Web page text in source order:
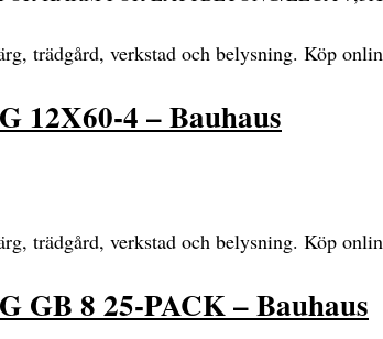
trädgård, verkstad och belysning. Köp
12X60-4 – Bauhaus
trädgård, verkstad och belysning. Köp
GB 8 25-PACK – Bauhaus